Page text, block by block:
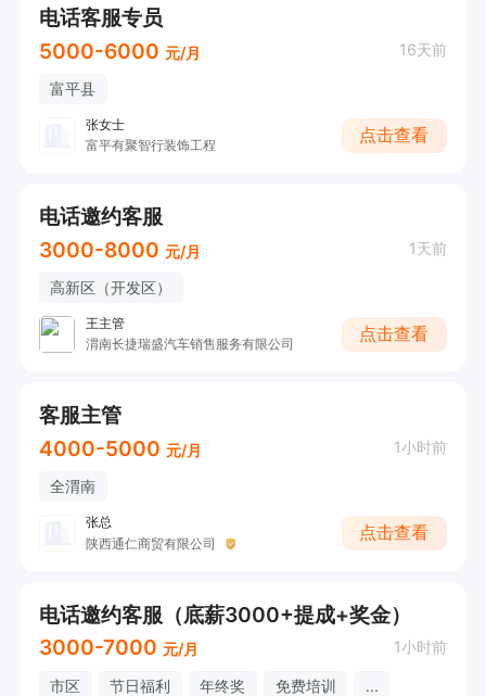
电话客服专员
5000-6000 元/月 16天前
富平县
张女士
富平有聚智行装饰工程
点击查看
电话邀约客服
3000-8000 元/月 1天前
高新区（开发区）
王主管
渭南长捷瑞盛汽车销售服务有限公司
点击查看
客服主管
4000-5000 元/月 1小时前
全渭南
张总
陕西通仁商贸有限公司
点击查看
电话邀约客服（底薪3000+提成+奖金）
3000-7000 元/月 1小时前
市区 节日福利 年终奖 免费培训 ...